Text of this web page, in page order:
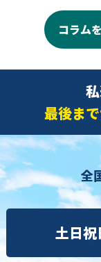
コラム
最後ま
全
土日